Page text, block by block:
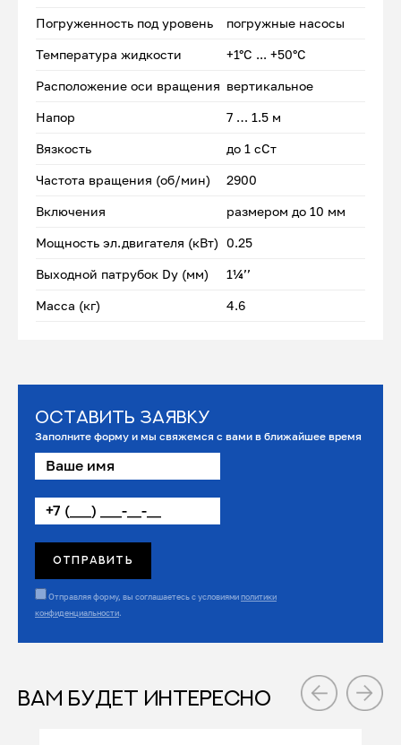
Погруженность под уровень погружные насосы
Температура жидкости +1°С ... +50°С
Расположение оси вращения вертикальное
Напор 7 … 1.5 м
Вязкость до 1 сСт
Частота вращения (об/мин) 2900
Включения размером до 10 мм
Мощность эл.двигателя (кВт) 0.25
Выходной патрубок Dу (мм) 1¼’’
Масса (кг) 4.6
Оставить заявку
Заполните форму и мы свяжемся с вами в ближайшее время
Отправляя форму, вы соглашаетесь с условиямиполитики
конфиденциальности.
ВАМ БУДЕТ ИНТЕРЕСНО